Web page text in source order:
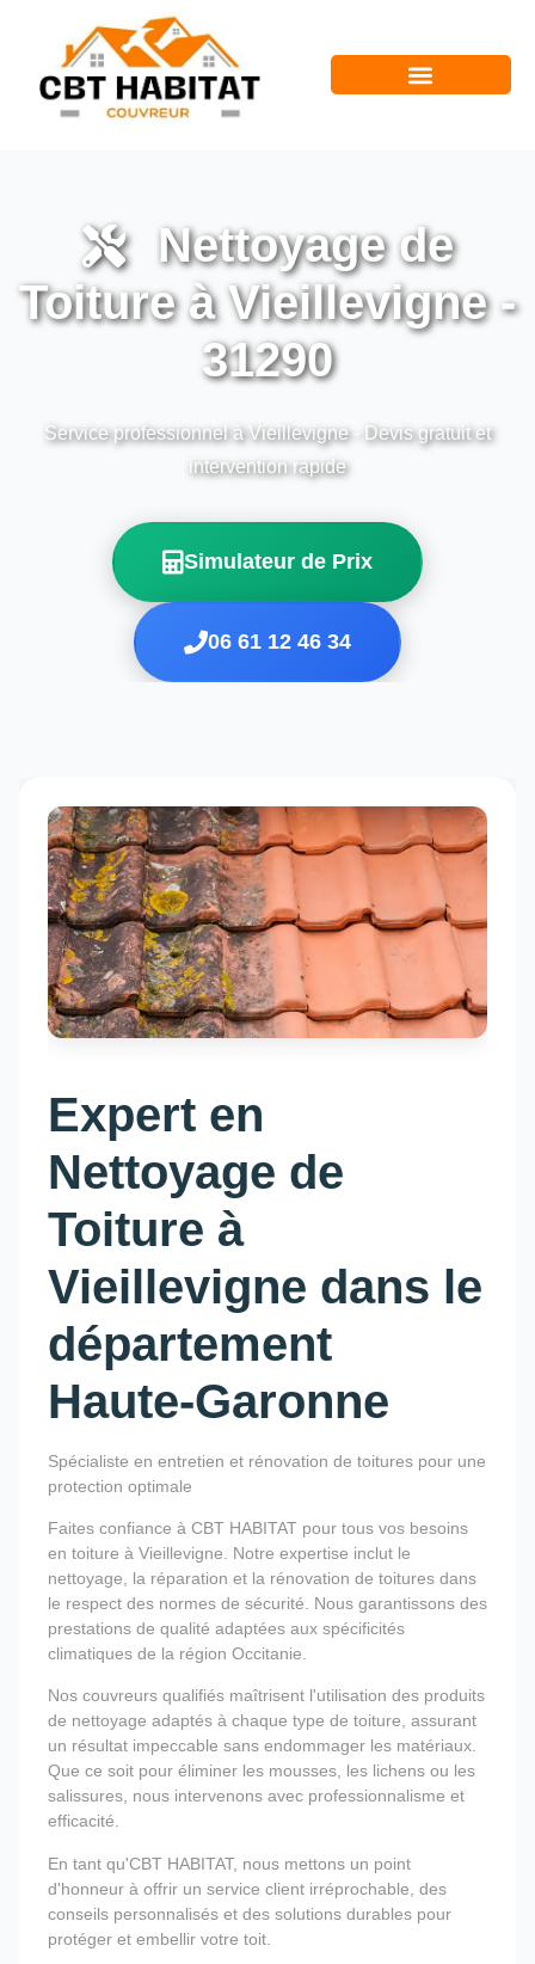
Nettoyage de
Toiture à Vieillevigne -
31290
Service professionnel à Vieillevigne - Devis gratuit et
intervention rapide
Simulateur de Prix
06 61 12 46 34
Expert en
Nettoyage de
Toiture à
Vieillevigne dans le
département
Haute-Garonne
Spécialiste en entretien et rénovation de toitures pour une
protection optimale
Faites confiance à CBT HABITAT pour tous vos besoins
en toiture à Vieillevigne. Notre expertise inclut le
nettoyage, la réparation et la rénovation de toitures dans
le respect des normes de sécurité. Nous garantissons des
prestations de qualité adaptées aux spécificités
climatiques de la région Occitanie.
Nos couvreurs qualifiés maîtrisent l'utilisation des produits
de nettoyage adaptés à chaque type de toiture, assurant
un résultat impeccable sans endommager les matériaux.
Que ce soit pour éliminer les mousses, les lichens ou les
salissures, nous intervenons avec professionnalisme et
efficacité.
En tant qu'CBT HABITAT, nous mettons un point
d'honneur à offrir un service client irréprochable, des
conseils personnalisés et des solutions durables pour
protéger et embellir votre toit.